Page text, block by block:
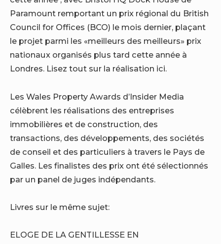
Paramount remportant un prix régional du British
Council for Offices (BCO) le mois dernier, plaçant
le projet parmi les «meilleurs des meilleurs» prix
nationaux organisés plus tard cette année à
Londres. Lisez tout sur la réalisation ici.
Les Wales Property Awards d’Insider Media
célèbrent les réalisations des entreprises
immobilières et de construction, des
transactions, des développements, des sociétés
de conseil et des particuliers à travers le Pays de
Galles. Les finalistes des prix ont été sélectionnés
par un panel de juges indépendants.
Livres sur le même sujet:
ELOGE DE LA GENTILLESSE EN